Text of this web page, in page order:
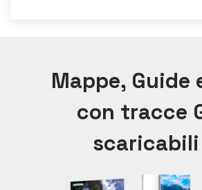
Mappe, Guide
con tracce